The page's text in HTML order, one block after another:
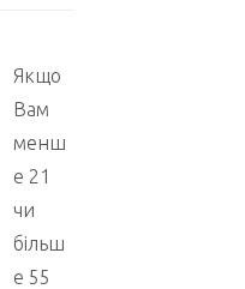
Якщо
Вам
менш
е 21
чи
більш
е 55